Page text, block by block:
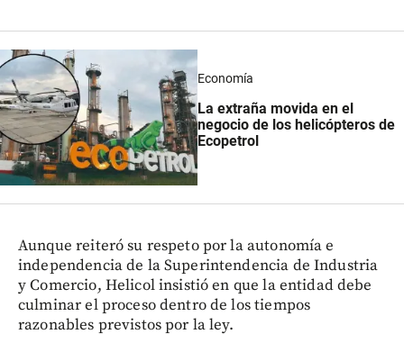
Economía
La extraña movida en el
negocio de los helicópteros de
Ecopetrol
Aunque reiteró su respeto por la autonomía e
independencia de la Superintendencia de Industria
y Comercio, Helicol insistió en que la entidad debe
culminar el proceso dentro de los tiempos
razonables previstos por la ley.